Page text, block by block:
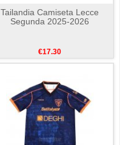
Tailandia Camiseta Lecce
Segunda 2025-2026
€17.30